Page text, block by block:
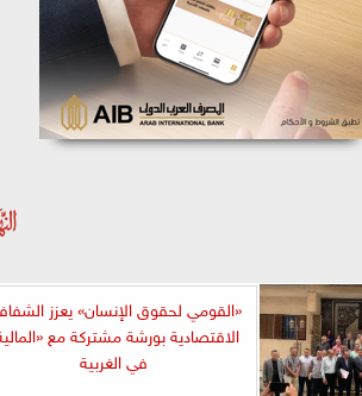
«القومي لحقوق الإنسان» يعزز
الاقتصادية بورشة مشتركة مع
في الغربية